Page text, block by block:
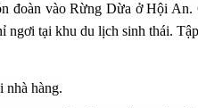
đoàn vào Rừng Dừa ở Hội An.
ngơi tại khu du lịch sinh thái.
nhà hàng.